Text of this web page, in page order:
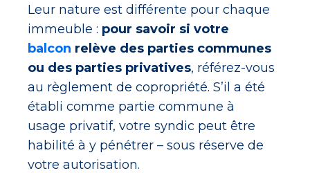
Leur nature est différente pour chaque
immeuble : pour savoir si votre
balcon relève des parties communes
ou des parties privatives, référez-vous
au règlement de copropriété. S’il a été
établi comme partie commune à
usage privatif, votre syndic peut être
habilité à y pénétrer – sous réserve de
votre autorisation.